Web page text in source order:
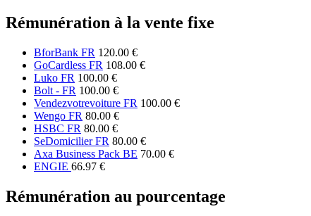
Rémunération à la vente fixe
BforBank FR 120.00 €
GoCardless FR 108.00 €
Luko FR 100.00 €
Bolt - FR 100.00 €
Vendezvotrevoiture FR 100.00 €
Wengo FR 80.00 €
HSBC FR 80.00 €
SeDomicilier FR 80.00 €
Axa Business Pack BE 70.00 €
ENGIE 66.97 €
Rémunération au pourcentage